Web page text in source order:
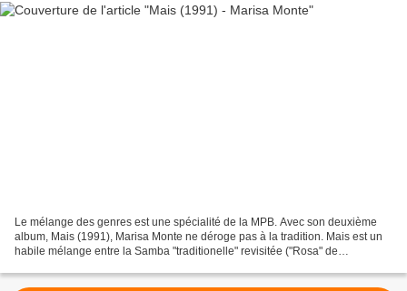
Le mélange des genres est une spécialité de la MPB. Avec son deuxième
album, Mais (1991), Marisa Monte ne déroge pas à la tradition. Mais est un
habile mélange entre la Samba "traditionelle" revisitée ("Rosa" de